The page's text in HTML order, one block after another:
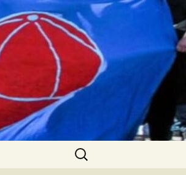
Suchen
nach: